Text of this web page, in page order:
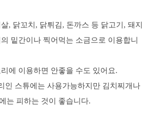
, 닭꼬치, 닭튀김, 돈까스 등 닭고기, 돼지
밑간이나 찍어먹는 소금으로 이용합니
에 이용하면 안좋을 수도 있어요.
스튜에는 사용가능하지만 김치찌개나
는 피하는 것이 좋습니다.